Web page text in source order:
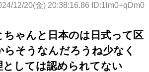
12/20(金) 20:38:16.86 ID:1lm0+qDm0
ちゃんと日本のは日式って区
らそうなんだろうね少なく
としては認められてない